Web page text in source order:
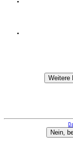
Weitere
Nein,